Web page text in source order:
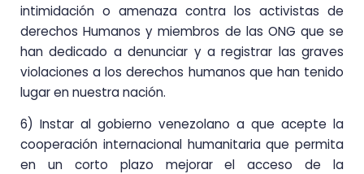
intimidación o amenaza contra los activistas de
derechos Humanos y miembros de las ONG que se
han dedicado a denunciar y a registrar las graves
violaciones a los derechos humanos que han tenido
lugar en nuestra nación.
6) Instar al gobierno venezolano a que acepte la
cooperación internacional humanitaria que permita
en un corto plazo mejorar el acceso de la